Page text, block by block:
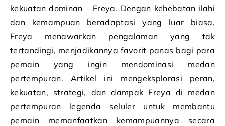
kekuatan dominan – Freya. Dengan kehebatan ilahi
dan kemampuan beradaptasi yang luar biasa,
Freya menawarkan pengalaman yang tak
tertandingi, menjadikannya favorit panas bagi para
pemain yang ingin mendominasi medan
pertempuran. Artikel ini mengeksplorasi peran,
kekuatan, strategi, dan dampak Freya di medan
pertempuran legenda seluler untuk membantu
pemain memanfaatkan kemampuannya secara